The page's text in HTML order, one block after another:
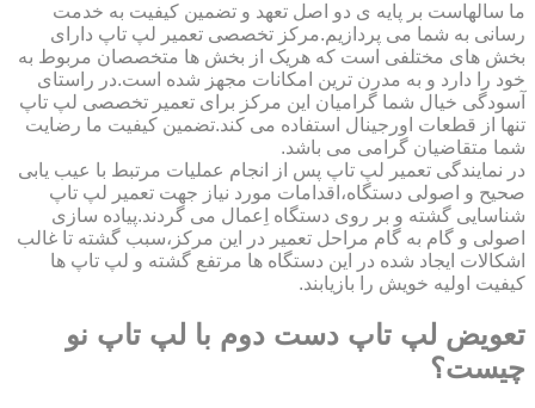
ما سالهاست بر پایه ی دو اصل تعهد و تضمین کیفیت به خدمت
رسانی به شما می پردازیم.مرکز تخصصی تعمیر لپ تاپ دارای
بخش های مختلفی است که هریک از بخش ها متخصصان مربوط به
خود را دارد و به مدرن ترین امکانات مجهز شده است.در راستای
آسودگی خیال شما گرامیان این مرکز برای تعمیر تخصصی لپ تاپ
تنها از قطعات اورجینال استفاده می کند.تضمین کیفیت ما رضایت
شما متقاضیان گرامی می باشد.
در نمایندگی تعمیر لپ تاپ پس از انجام عملیات مرتبط با عیب یابی
صحیح و اصولی دستگاه،اقدامات مورد نیاز جهت تعمیر لپ تاپ
شناسایی گشته و بر روی دستگاه اِعمال می گردند.پیاده سازی
اصولی و گام به گام مراحل تعمیر در این مرکز،سبب گشته تا غالب
اشکالات ایجاد شده در این دستگاه ها مرتفع گشته و لپ تاپ ها
کیفیت اولیه خویش را بازیابند.
تعویض لپ تاپ دست دوم با لپ تاپ نو
چیست؟